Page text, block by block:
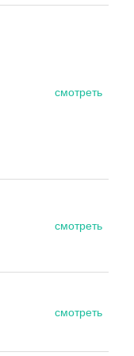
смотреть
смотреть
смотреть